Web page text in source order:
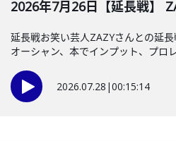
2026年7月26日【延長戦】
延長戦お笑い芸人ZAZYさんとの延
オーシャン、本でインプット、プロ
2026.07.28 |00:15:14